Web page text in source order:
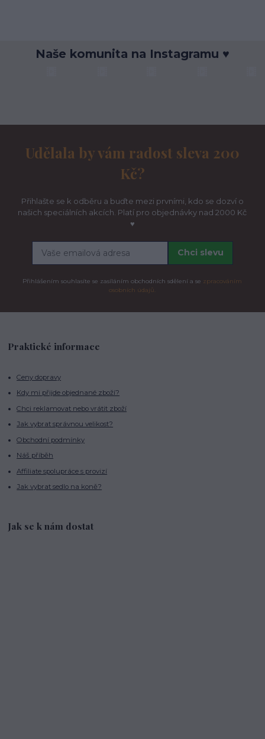
Naše komunita na Instagramu ♥
Udělala by vám radost sleva 200
Kč?
Přihlašte se k odběru a buďte mezi prvními, kdo se dozví o
našich speciálních akcích. Platí pro objednávky nad 2000 Kč
♥
Chci slevu
Přihlášením souhlasíte se zasíláním obchodních sdělení a se
zpracováním
osobních údajů.
Praktické informace
Ceny dopravy
Kdy mi přijde objednané zboží?
Chci reklamovat nebo vrátit zboží
Jak vybrat správnou velikost?
Obchodní podmínky
Náš příběh
Affiliate spolupráce s provizí
Jak vybrat sedlo na koně?
Jak se k nám dostat